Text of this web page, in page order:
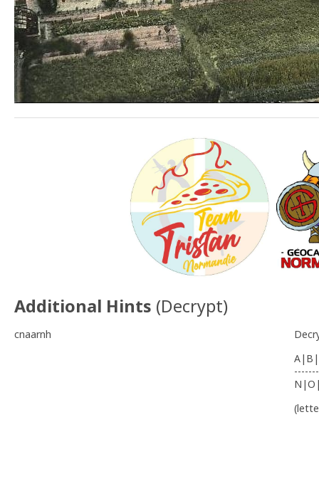
Additional Hints (Decrypt)
cnaarnh